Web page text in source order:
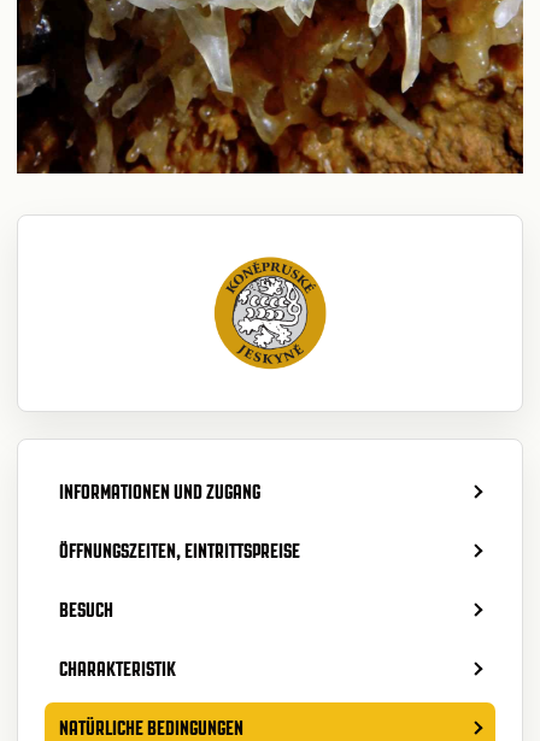
INFORMATIONEN UND ZUGANG
ÖFFNUNGSZEITEN, EINTRITTSPREISE
BESUCH
CHARAKTERISTIK
NATÜRLICHE BEDINGUNGEN